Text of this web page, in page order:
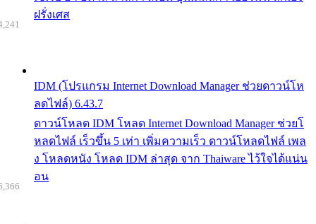
ฝรั่งเศส
IDM (โปรแกรม Internet Download Manager ช่วยดาวน์โห
ลดไฟล์) 6.43.7
ดาวน์โหลด IDM โหลด Internet Download Manager ช่วยโ
หลดไฟล์ เร็วขึ้น 5 เท่า เพิ่มความเร็ว ดาวน์โหลดไฟล์ เพล
ง โหลดหนัง โหลด IDM ล่าสุด จาก Thaiware ไว้ใจได้แน่น
อน